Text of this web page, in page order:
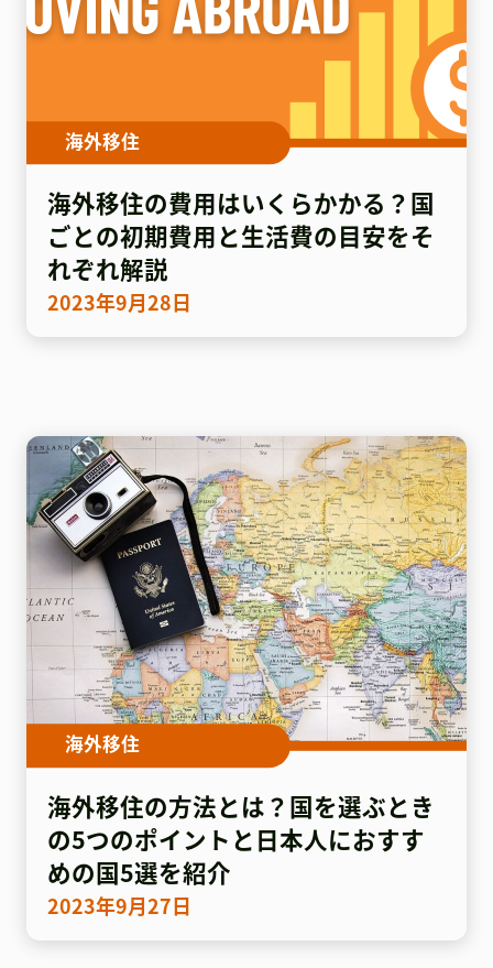
海外移住
海外移住の費用はいくらかかる？国
ごとの初期費用と生活費の目安をそ
れぞれ解説
2023年9月28日
海外移住
海外移住の方法とは？国を選ぶとき
の5つのポイントと日本人におすす
めの国5選を紹介
2023年9月27日